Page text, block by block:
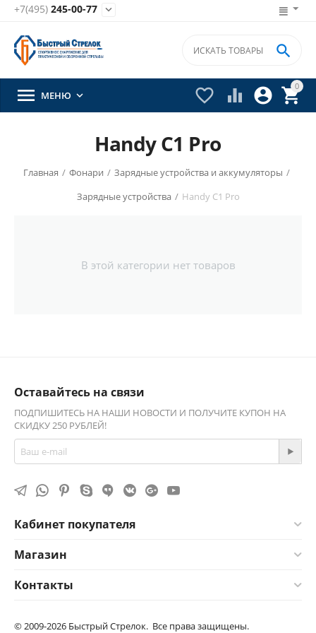
+7(495) 245-00-77 
0


 

 МЕНЮ 
Handy C1 Pro
Главная / Фонари / Зарядные устройства и аккумуляторы /
Зарядные устройства / Handy C1 Pro
В этой категории нет товаров
Оставайтесь на связи
ПОДПИШИТЕСЬ НА НАШИ НОВОСТИ И ПОЛУЧИТЕ КУПОН НА
СКИДКУ 250 РУБЛЕЙ!
Кабинет покупателя
Магазин
Контакты
© 2009-2026 Быстрый Стрелок. Все права защищены.